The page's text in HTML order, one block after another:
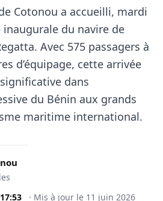
Cotonou a accueilli, mardi
inaugurale du navire de
Avec 575 passagers à
d’équipage, cette arrivée
dans
du Bénin aux grands
maritime international.
17:53 · Mis à jour le 11 juin 2026